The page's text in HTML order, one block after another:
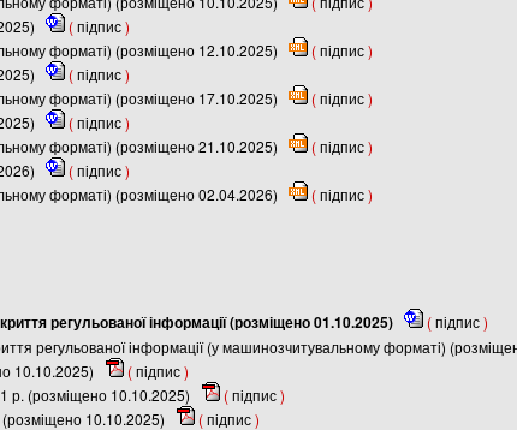
(підпис)
форматі) (розміщено 12.10.2025)
(підпис)
(підпис)
форматі) (розміщено 17.10.2025)
(підпис)
(підпис)
форматі) (розміщено 21.10.2025)
(підпис)
(підпис)
форматі) (розміщено 02.04.2026)
(підпис)
регульованої інформації (розміщено 01.10.2025) (підпис)
регульованої інформації (у машинозчитувальному форматі)
10.10.2025)
(підпис)
р. (розміщено 10.10.2025)
(підпис)
(розміщено 10.10.2025)
(підпис)